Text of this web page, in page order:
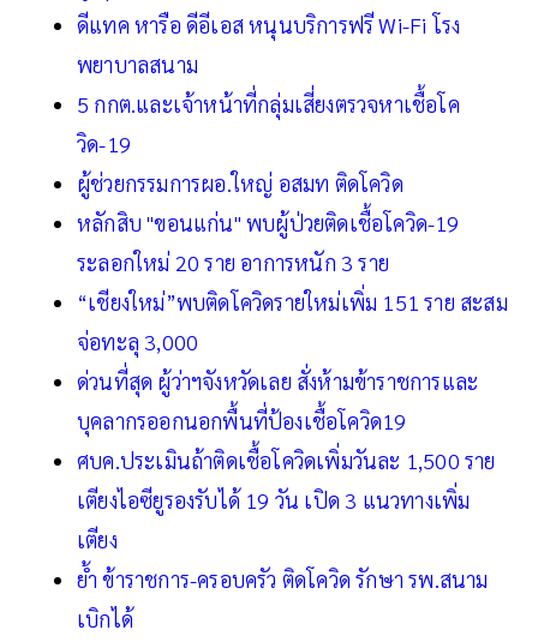
ดีแทค หารือ ดีอีเอส หนุนบริการฟรี Wi-Fi โรง
พยาบาลสนาม
5 กกต.และเจ้าหน้าที่กลุ่มเสี่ยงตรวจหาเชื้อโค
วิด-19
ผู้ช่วยกรรมการผอ.ใหญ่ อสมท ติดโควิด
หลักสิบ "ขอนแก่น" พบผู้ป่วยติดเชื้อโควิด-19
ระลอกใหม่ 20 ราย อาการหนัก 3 ราย
“เชียงใหม่”พบติดโควิดรายใหม่เพิ่ม 151 ราย สะสม
จ่อทะลุ 3,000
ด่วนที่สุด ผู้ว่าฯจังหวัดเลย สั่งห้ามข้าราชการและ
บุคลากรออกนอกพื้นที่ป้องเชื้อโควิด19
ศบค.ประเมินถ้าติดเชื้อโควิดเพิ่มวันละ 1,500 ราย
เตียงไอซียูรองรับได้ 19 วัน เปิด 3 แนวทางเพิ่ม
เตียง
ย้ำ ข้าราชการ-ครอบครัว ติดโควิด รักษา รพ.สนาม
เบิกได้